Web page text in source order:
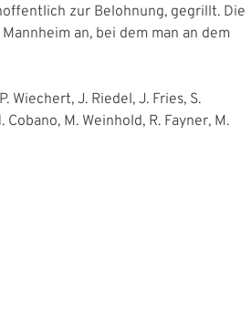
zur Belohnung, gegrillt. Die
an, bei dem man an dem
Wiechert, J. Riedel, J. Fries, S.
M. Weinhold, R. Fayner, M.